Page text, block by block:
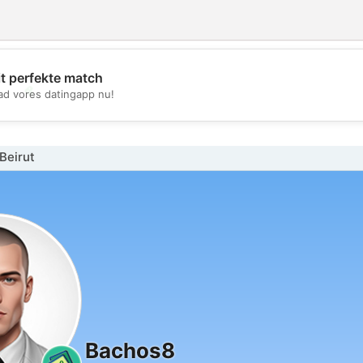
💖
💕
perfekte match
vores datingapp nu!
Bachos8